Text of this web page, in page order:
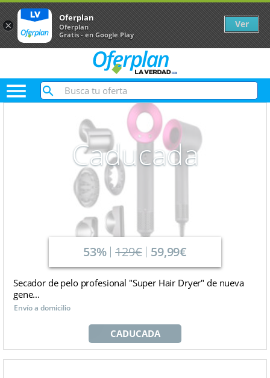

Caducada
53% 129€ 59,99€
Secador de pelo profesional "Super Hair Dryer" de nueva
gene...
Envío a domicilio
CADUCADA
×
Oferplan
Oferplan
Gratis - en Google Play
Ver